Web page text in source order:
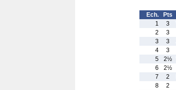
Ech. Pts
1
3
2
3
3
3
4
3
5
2½
6
2½
7
2
8
2